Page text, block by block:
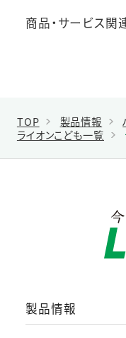
商品・サービス関
TOP 製品情報
ライオンこども一覧
製品情報